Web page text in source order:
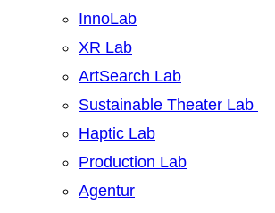
InnoLab
XR Lab
ArtSearch Lab
Sustainable Theater Lab
Haptic Lab
Production Lab
Agentur